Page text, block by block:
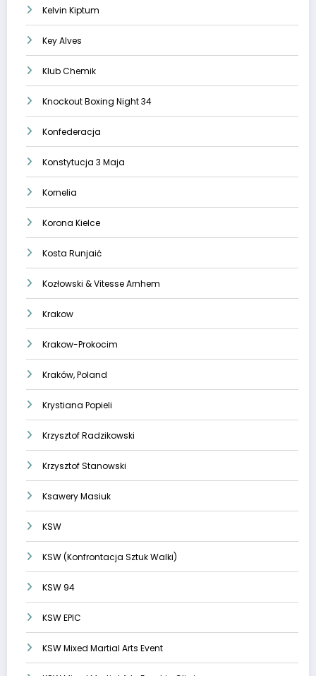
Kelvin Kiptum
Key Alves
Klub Chemik
Knockout Boxing Night 34
Konfederacja
Konstytucja 3 Maja
Kornelia
Korona Kielce
Kosta Runjaić
Kozłowski & Vitesse Arnhem
Krakow
Krakow-Prokocim
Kraków, Poland
Krystiana Popieli
Krzysztof Radzikowski
Krzysztof Stanowski
Ksawery Masiuk
KSW
KSW (Konfrontacja Sztuk Walki)
KSW 94
KSW EPIC
KSW Mixed Martial Arts Event